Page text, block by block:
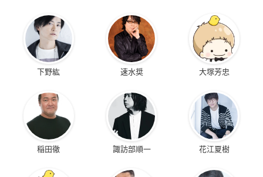
下野紘 速水奨 大塚芳忠
稲田徹 諏訪部順一 花江夏樹